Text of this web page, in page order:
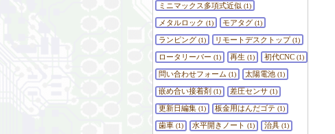
ミニマックス多項式近似 (1)
メタルロック (1) モアタグ (1)
ランピング(1) リモートデスクトップ(1)
ロータリーバー (1) 再生 (1) 初代CNC(1)
問い合わせフォーム (1) 太陽電池 (1)
嵌め合い接着剤 (1) 差圧センサ (1)
更新日編集(1) 板金用はんだゴテ (1)
歯車(1) 水平開きノート (1) 治具(1)